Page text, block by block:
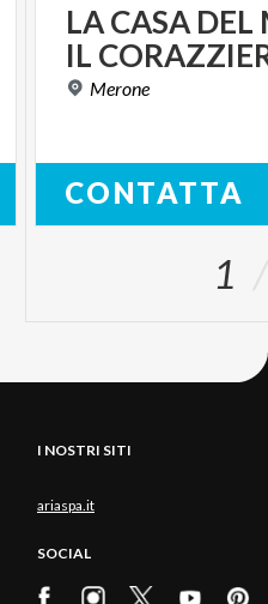
LACASA DEL
IL
Merone
CONTATTA
1
I NOSTRI SITI
ariaspa.it
SOCIAL